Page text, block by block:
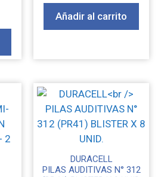
Añadir al carrito
DURACELL
PILAS AUDITIVAS N° 312